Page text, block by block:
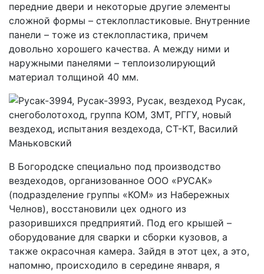
передние двери и некоторые другие элементы
сложной формы – стеклопластиковые. Внутренние
панели – тоже из стеклопластика, причем
довольно хорошего качества. А между ними и
наружными панелями – теплоизолирующий
материал толщиной 40 мм.
В Богородске специально под производство
вездеходов, организованное ООО «РУСАК»
(подразделение группы «КОМ» из Набережных
Челнов), восстановили цех одного из
разорившихся предприятий. Под его крышей –
оборудование для сварки и сборки кузовов, а
также окрасочная камера. Зайдя в этот цех, а это,
напомню, происходило в середине января, я